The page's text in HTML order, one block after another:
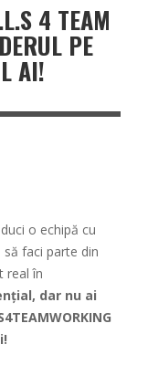
4 TEAM
PE
AI!
o echipă cu
faci parte din
real în
dar nu ai